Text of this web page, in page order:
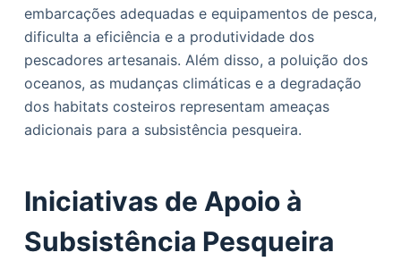
embarcações adequadas e equipamentos de pesca,
dificulta a eficiência e a produtividade dos
pescadores artesanais. Além disso, a poluição dos
oceanos, as mudanças climáticas e a degradação
dos habitats costeiros representam ameaças
adicionais para a subsistência pesqueira.
Iniciativas de Apoio à
Subsistência Pesqueira